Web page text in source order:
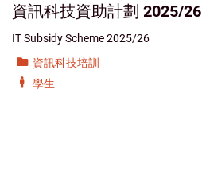
資訊科技資助計劃 2025/26
IT Subsidy Scheme 2025/26
資訊科技培訓
學生